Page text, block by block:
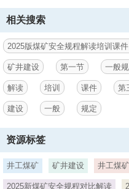
相关搜索
2025版煤矿安全规程解读培训课
矿井建设 第一节 一般规
解读 培训 课件 第
建设 一般 规定
资源标签
井工煤矿 矿井建设 井工煤
2025新煤矿安全规程对比解读